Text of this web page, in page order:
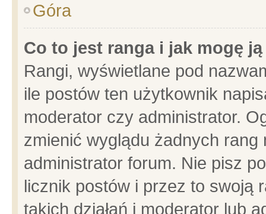
Góra
Co to jest ranga i jak mogę
Rangi, wyświetlane pod
ile postów ten użytkownik
moderator czy administrator.
zmienić wyglądu żadnych
administrator forum. Nie pisz
licznik postów i przez to swoją
takich działań i moderator lub